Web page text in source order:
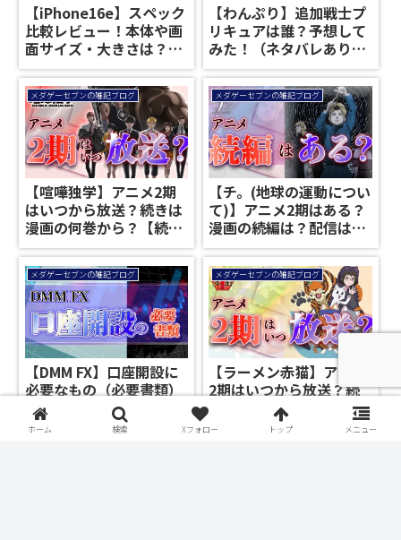
【iPhone16e】スペック
比較レビュー！本体や画
面サイズ・大きさは？
【iPhoneSE4】
【わんぷり】追加戦士プ
リキュアは誰？予想して
みた！（ネタバレあり）
【わんだふるぷりきゅ
あ】
メダゲーセブンの雑記ブログ
【喧嘩独学】アニメ2期
はいつから放送？続きは
漫画の何巻から？【続
編】
メダゲーセブンの雑記ブログ
【チ。(地球の運動につい
て)】アニメ2期はある？
漫画の続編は？配信はど
こで見れる？
メダゲーセブンの雑記ブログ
【DMM FX】口座開設に
必要なもの（必要書類）
は？本人確認書類として
使えるものは？
メダゲーセブンの雑記ブログ
【ラーメン赤猫】アニメ
2期はいつから放送？続
きは漫画の何巻から？
【続編】
ホーム 検索 Xフォロー トップ メニュー